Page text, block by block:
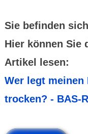
Sie befinden
Hier können Sie
Artikel lesen:
Wer legt
trocken? - BAS-